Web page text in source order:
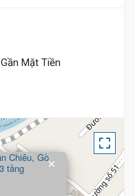
Gần Mặt Tiền
×